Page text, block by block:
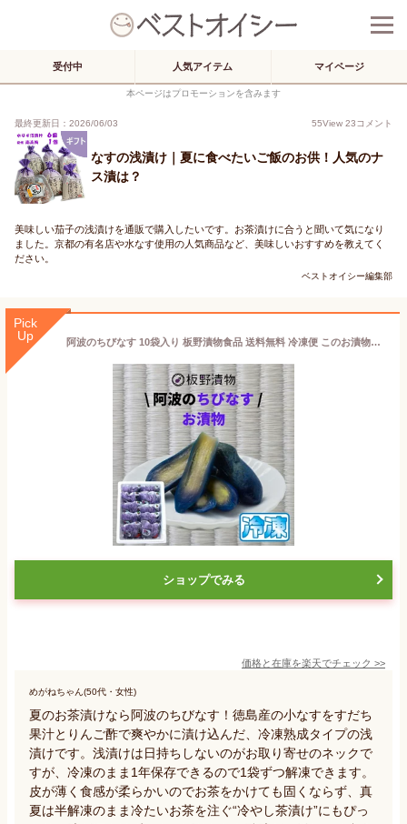
受付中 人気アイテム マイページ
本ページはプロモーションを含みます
最終更新日：2026/06/03 55View 23コメント
なすの浅漬け｜夏に食べたいご飯のお供！人気のナ
ス漬は？
美味しい茄子の浅漬けを通販で購入したいです。お茶漬けに合うと聞いて気になり
ました。京都の有名店や水なす使用の人気商品など、美味しいおすすめを教えてく
ださい。
ベストオイシー編集部
Pick
Up
阿波のちびなす 10袋入り 板野漬物食品 送料無料 冷凍便 このお漬物ハマります！ 徳島県産 摘みたて 浅漬け 工場直送 漬物 漬け物 漬物セット おつけもの 小なす あさ漬 切漬 なす 茄子 個別袋詰め ギフト 贈答 贈り物 御中元 御歳暮 母の日 父の日
ショップでみる
価格と在庫を楽天でチェック >>
めがねちゃん(50代・女性)
夏のお茶漬けなら阿波のちびなす！徳島産の小なすをすだち
果汁とりんご酢で爽やかに漬け込んだ、冷凍熟成タイプの浅
漬けです。浅漬けは日持ちしないのがお取り寄せのネックで
すが、冷凍のまま1年保存できるので1袋ずつ解凍できます。
皮が薄く食感が柔らかいのでお茶をかけても固くならず、真
夏は半解凍のまま冷たいお茶を注ぐ“冷やし茶漬け”にもぴっ